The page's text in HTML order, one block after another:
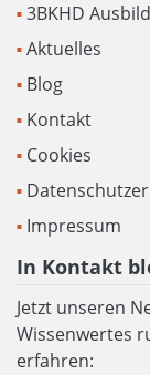
3BKHD
Aktuelles
Blog
Kontakt
Cookies
Impressum
In Kontakt
Jetzt unseren
Wissenwertes
erfahren: